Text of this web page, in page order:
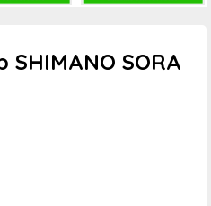
SORA